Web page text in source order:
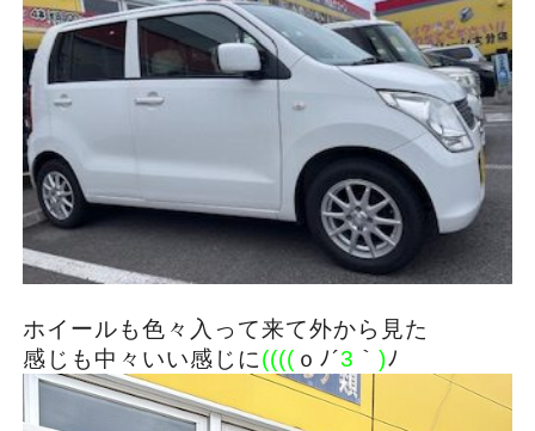
ホイールも色々入って来て外から見た
感じも中々いい感じに(((( ｏﾉ´3 ｀ )ﾉ